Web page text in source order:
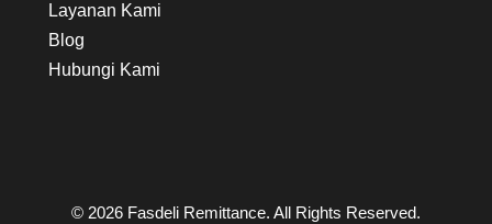
Layanan Kami
Blog
Hubungi Kami
© 2026 Fasdeli Remittance. All Rights Reserved.